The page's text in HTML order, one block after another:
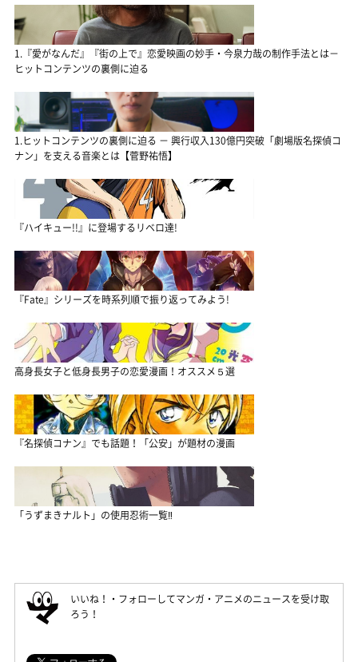
1.『愛がなんだ』『街の上で』恋愛映画の妙手・今泉力哉の制作手法とは－
ヒットコンテンツの裏側に迫る
1.ヒットコンテンツの裏側に迫る － 興行収入130億円突破「劇場版名探偵コ
ナン」を支える音楽とは【菅野祐悟】
『ハイキュー!!』に登場するリベロ達!
『Fate』シリーズを時系列順で振り返ってみよう!
高身長女子と低身長男子の恋愛漫画！オススメ５選
『名探偵コナン』でも話題！「公安」が題材の漫画
「うずまきナルト」の使用忍術一覧‼
いいね！・フォローしてマンガ・アニメのニュースを受け取
ろう！